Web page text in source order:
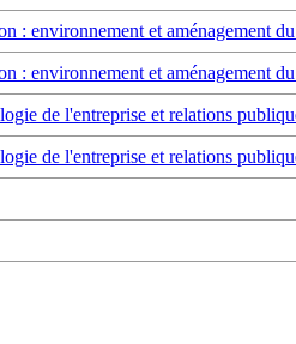
: environnement et aménagement
: environnement et aménagement
de l'entreprise et relations
de l'entreprise et relations